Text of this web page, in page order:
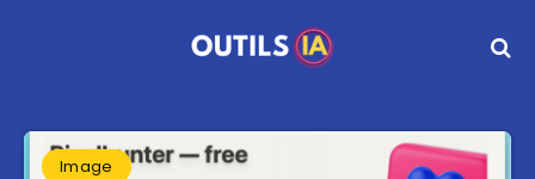
Image